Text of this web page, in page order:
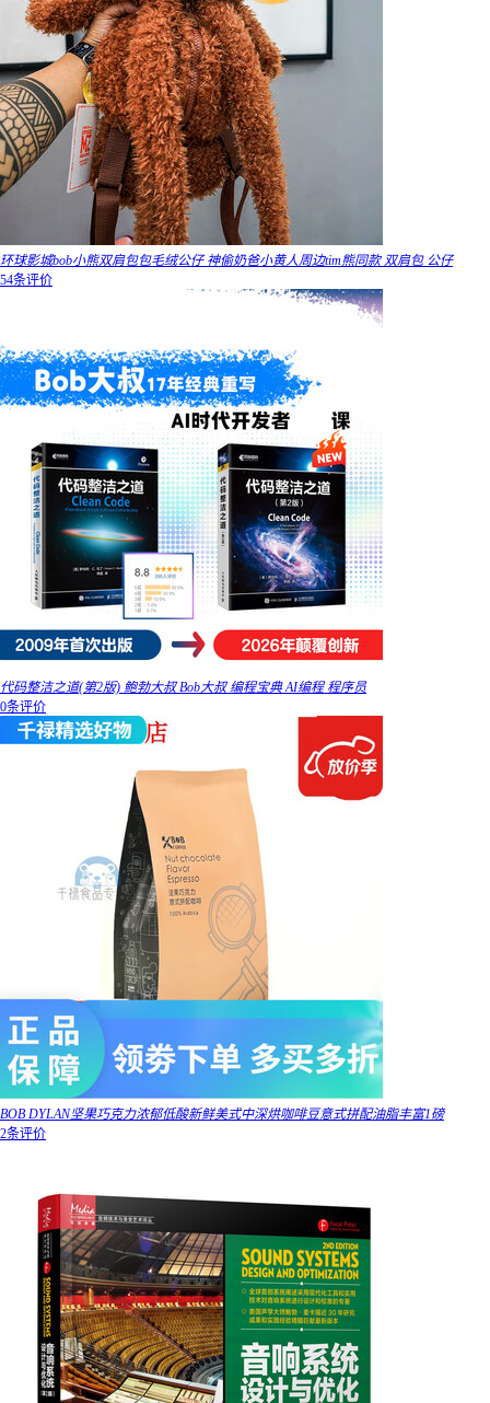
环球影城bob小熊双肩包包毛绒公仔 神偷奶爸小黄人周边tim熊同款 双肩包 公仔
54条评价
代码整洁之道(第2版) 鲍勃大叔 Bob大叔 编程宝典 AI编程 程序员
0条评价
BOB DYLAN坚果巧克力浓郁低酸新鲜美式中深烘咖啡豆意式拼配油脂丰富1磅
2条评价